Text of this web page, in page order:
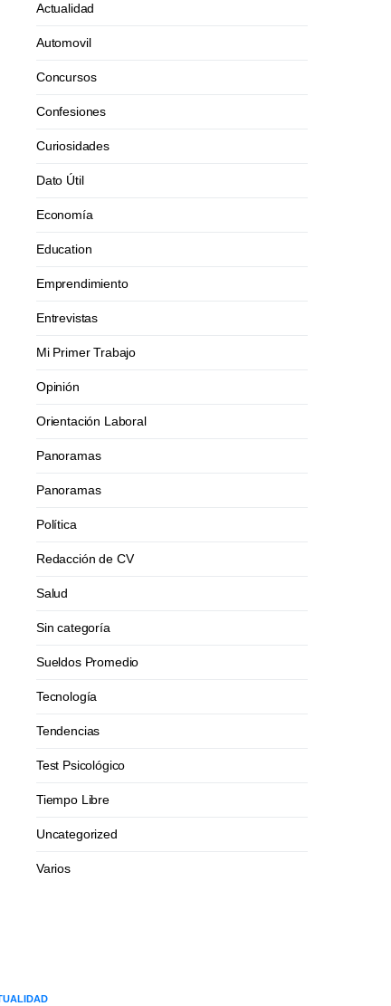
Actualidad
Automovil
Concursos
Confesiones
Curiosidades
Dato Útil
Economía
Education
Emprendimiento
Entrevistas
Mi Primer Trabajo
Opinión
Orientación Laboral
Panoramas
Panoramas
Política
Redacción de CV
Salud
Sin categoría
Sueldos Promedio
Tecnología
Tendencias
Test Psicológico
Tiempo Libre
Uncategorized
Varios